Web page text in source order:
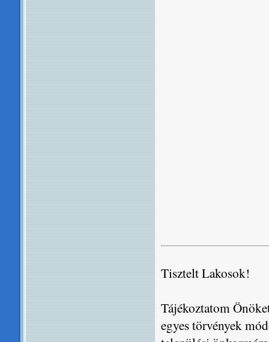
Tisztelt Lakosok!
Tájékoztatom
egyes törvények